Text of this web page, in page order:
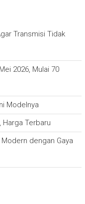
Transmisi Tidak
2026, Mulai 70
Modelnya
Harga Terbaru
dengan Gaya